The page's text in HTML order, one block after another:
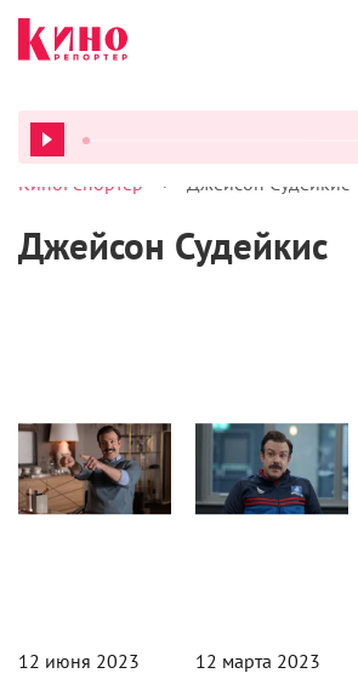
ВСЕ ПОДКАСТЫ
КиноРепортер > Джейсон Судейкис
Джейсон Судейкис
12 июня 2023 12 марта 2023